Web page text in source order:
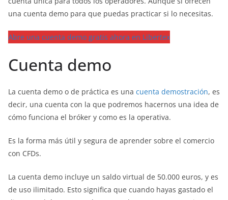
una cuenta demo para que puedas practicar si lo necesitas.
Abre una cuenta demo gratis ahora en Libertex
Cuenta demo
La cuenta demo o de práctica es una cuenta demostración, es
decir, una cuenta con la que podremos hacernos una idea de
cómo funciona el bróker y como es la operativa.
Es la forma más útil y segura de aprender sobre el comercio
con CFDs.
La cuenta demo incluye un saldo virtual de 50.000 euros, y es
de uso ilimitado. Esto significa que cuando hayas gastado el